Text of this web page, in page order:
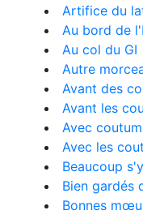
Artifice du
Au bord de
Au col du GI
Autre
Avant des
Avant les
Avec
Avec les
Beaucoup
Bien gardés
Bonnes